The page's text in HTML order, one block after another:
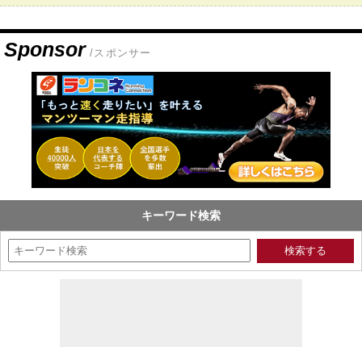
Sponsor /スポンサー
キーワード検索